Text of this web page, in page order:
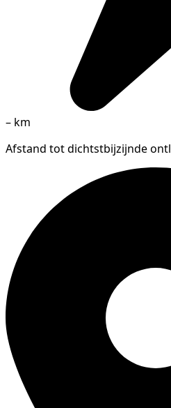
– km
Afstand tot dichtstbijzijnde